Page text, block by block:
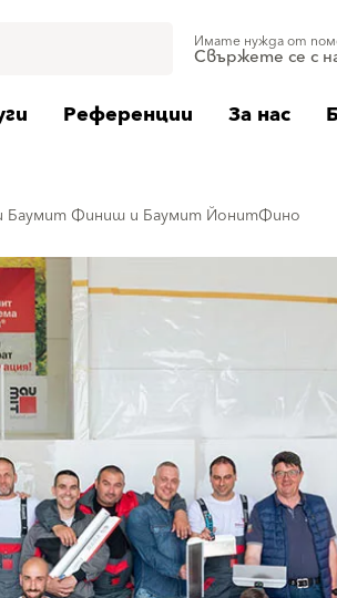
Имате нужда от
Свържете се с
Референции За нас
Баумит Финиш и Баумит ЙонитФино